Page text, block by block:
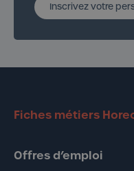
Inscrivez votre
Fiches métiers
Offres d’emploi